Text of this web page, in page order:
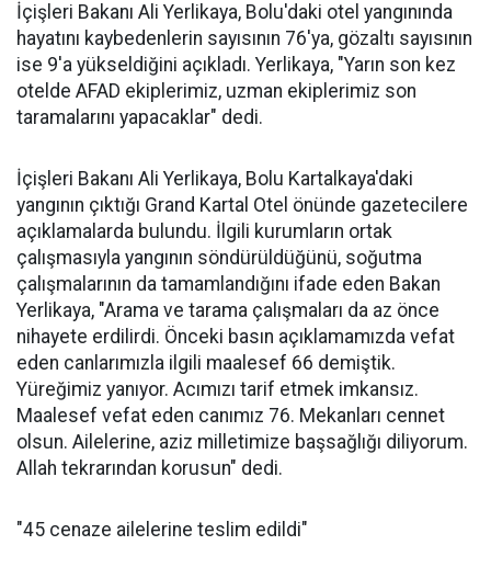
İçişleri Bakanı Ali Yerlikaya, Bolu'daki otel yangınında
hayatını kaybedenlerin sayısının 76'ya, gözaltı sayısının
ise 9'a yükseldiğini açıkladı. Yerlikaya, "Yarın son kez
otelde AFAD ekiplerimiz, uzman ekiplerimiz son
taramalarını yapacaklar" dedi.
İçişleri Bakanı Ali Yerlikaya, Bolu Kartalkaya'daki
yangının çıktığı Grand Kartal Otel önünde gazetecilere
açıklamalarda bulundu. İlgili kurumların ortak
çalışmasıyla yangının söndürüldüğünü, soğutma
çalışmalarının da tamamlandığını ifade eden Bakan
Yerlikaya, "Arama ve tarama çalışmaları da az önce
nihayete erdilirdi. Önceki basın açıklamamızda vefat
eden canlarımızla ilgili maalesef 66 demiştik.
Yüreğimiz yanıyor. Acımızı tarif etmek imkansız.
Maalesef vefat eden canımız 76. Mekanları cennet
olsun. Ailelerine, aziz milletimize başsağlığı diliyorum.
Allah tekrarından korusun" dedi.
"45 cenaze ailelerine teslim edildi"